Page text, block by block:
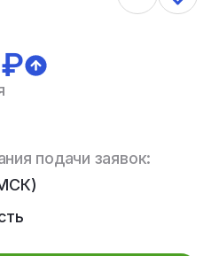
подачи заявок: